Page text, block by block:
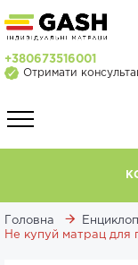
+380673516001
Отримати
Головна
Не купуй матрац для